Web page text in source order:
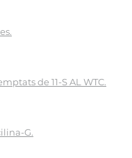
de 11-S AL WTC.
G.